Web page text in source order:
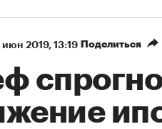
июн 2019, 13:19 Поделиться